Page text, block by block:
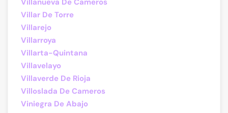
Villanueva De Cameros
Villar De Torre
Villarejo
Villarroya
Villarta-Quintana
Villavelayo
Villaverde De Rioja
Villoslada De Cameros
Viniegra De Abajo